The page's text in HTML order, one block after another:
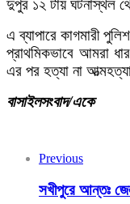
দুপুর ১২ টায় ঘটনাস্থল
এ ব্যাপারে কাগমারী
প্রাথমিকভাবে আমরা
এর পর হত্যা না
বাসাইলসংবাদ/একে
Previous
সখীপুরে আন্তঃ